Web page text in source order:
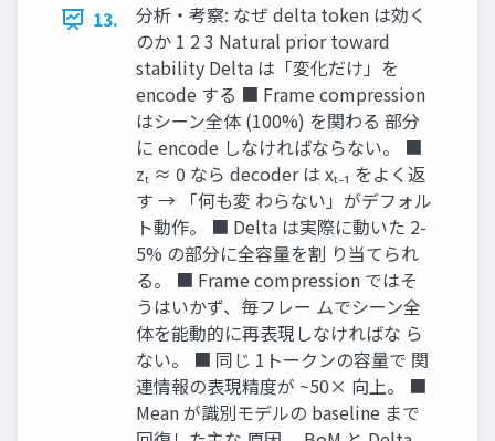
13.
分析・考察: なぜ delta token は効く
のか 1 2 3 Natural prior toward
stability Delta は「変化だけ」を
encode する ■ Frame compression
はシーン全体 (100%) を関わる 部分
に encode しなければならない。 ■
zₜ ≈ 0 なら decoder は xₜ₋₁ をよく返
す → 「何も変 わらない」がデフォル
ト動作。 ■ Delta は実際に動いた 2-
5% の部分に全容量を割 り当てられ
る。 ■ Frame compression ではそ
うはいかず、毎フレー ムでシーン全
体を能動的に再表現しなければな ら
ない。 ■ 同じ 1トークンの容量で 関
連情報の表現精度が ~50× 向上。 ■
Mean が識別モデルの baseline まで